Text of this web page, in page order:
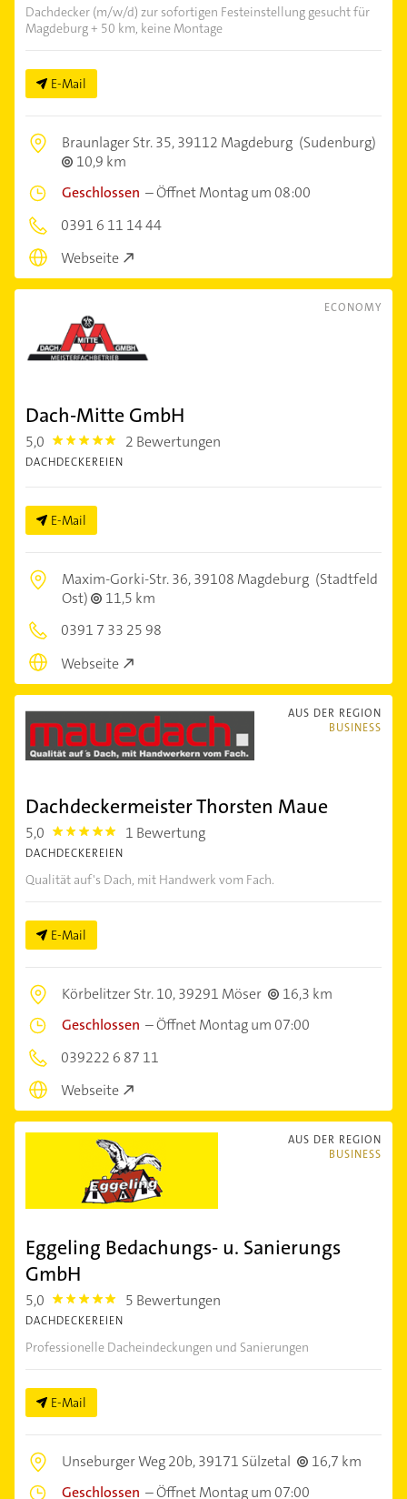
Dachdecker (m/w/d) zur sofortigen Festeinstellung gesucht für
Magdeburg + 50 km, keine Montage
E-Mail
Braunlager Str. 35,39112 Magdeburg (Sudenburg)
10,9 km
Geschlossen –Öffnet Montag um 08:00
0391 6 11 14 44
Webseite
ECONOMY
Dach-Mitte GmbH
5,0 5.0 2 Bewertungen
DACHDECKEREIEN
E-Mail
Maxim-Gorki-Str. 36,39108 Magdeburg (Stadtfeld
Ost)
11,5 km
0391 7 33 25 98
Webseite
AUS DER REGION
BUSINESS
Dachdeckermeister Thorsten Maue
5,0 5.0 1 Bewertung
DACHDECKEREIEN
Qualität auf's Dach, mit Handwerk vom Fach.
E-Mail
Körbelitzer Str. 10,39291 Möser
16,3 km
Geschlossen –Öffnet Montag um 07:00
039222 6 87 11
Webseite
AUS DER REGION
BUSINESS
Eggeling Bedachungs- u. Sanierungs
GmbH
5,0 5.0 5 Bewertungen
DACHDECKEREIEN
Professionelle Dacheindeckungen und Sanierungen
E-Mail
Unseburger Weg 20b,39171 Sülzetal
16,7 km
Geschlossen –Öffnet Montag um 07:00